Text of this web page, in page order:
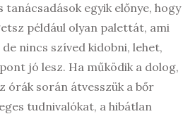
tanácsadások egyik előnye, hogy
például olyan palettát, ami
nincs szíved kidobni, lehet,
jó lesz. Ha működik a dolog,
órák során átvesszük a bőr
tudnivalókat, a hibátlan